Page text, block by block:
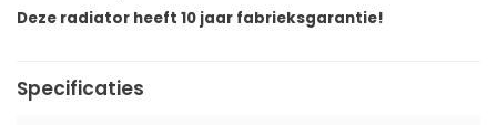
Deze radiator heeft 10 jaar fabrieksgarantie!
Specificaties